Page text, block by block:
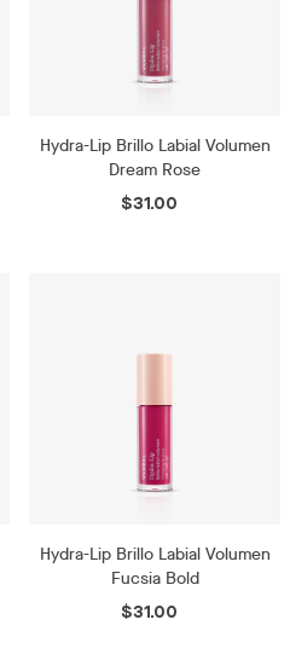
Hydra-Lip Brillo Labial Volumen
Dream Rose
$31.00
Hydra-Lip Brillo Labial Volumen
Fucsia Bold
$31.00